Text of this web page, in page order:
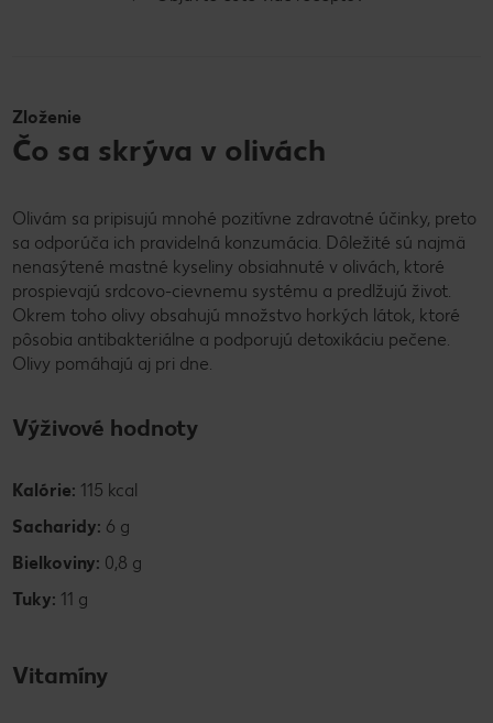
Zloženie
Čo sa skrýva v olivách
Olivám sa pripisujú mnohé pozitívne zdravotné účinky, preto
sa odporúča ich pravidelná konzumácia. Dôležité sú najmä
nenasýtené mastné kyseliny obsiahnuté v olivách, ktoré
prospievajú srdcovo-cievnemu systému a predlžujú život.
Okrem toho olivy obsahujú množstvo horkých látok, ktoré
pôsobia antibakteriálne a podporujú detoxikáciu pečene.
Olivy pomáhajú aj pri dne.
Výživové hodnoty
Kalórie: 115 kcal
Sacharidy: 6 g
Bielkoviny: 0,8 g
Tuky: 11 g
Vitamíny